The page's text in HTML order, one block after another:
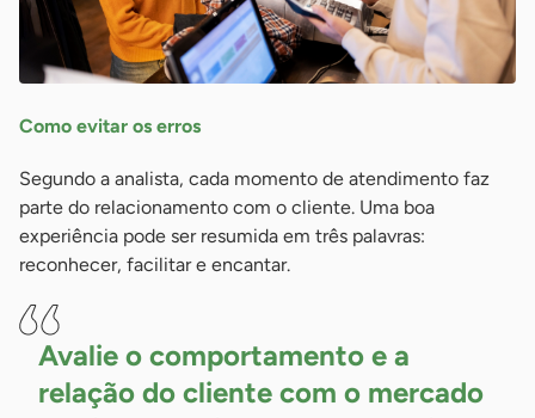
Como evitar os erros
Segundo a analista, cada momento de atendimento faz
parte do relacionamento com o cliente. Uma boa
experiência pode ser resumida em três palavras:
reconhecer, facilitar e encantar.
Avalie o comportamento e a
relação do cliente com o mercado